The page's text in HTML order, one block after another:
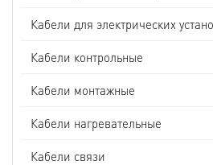
Кабели для электрических
Кабели контрольные
Кабели монтажные
Кабели нагревательные
Кабели связи